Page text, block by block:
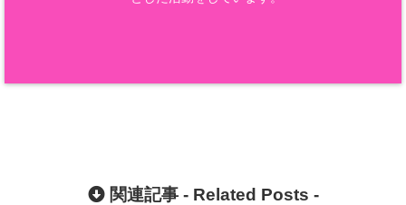
関連記事 - Related Posts -